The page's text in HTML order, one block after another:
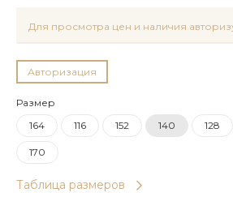
Для просмотра цен и наличия
Авторизация
Размер
164
116 152 140 128
170
Таблица размеров